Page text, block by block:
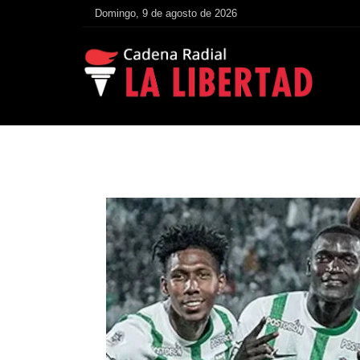
Domingo, 9 de agosto de 2026